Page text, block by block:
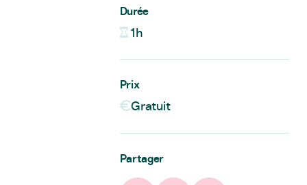
Durée
1h
Prix
Gratuit
Partager